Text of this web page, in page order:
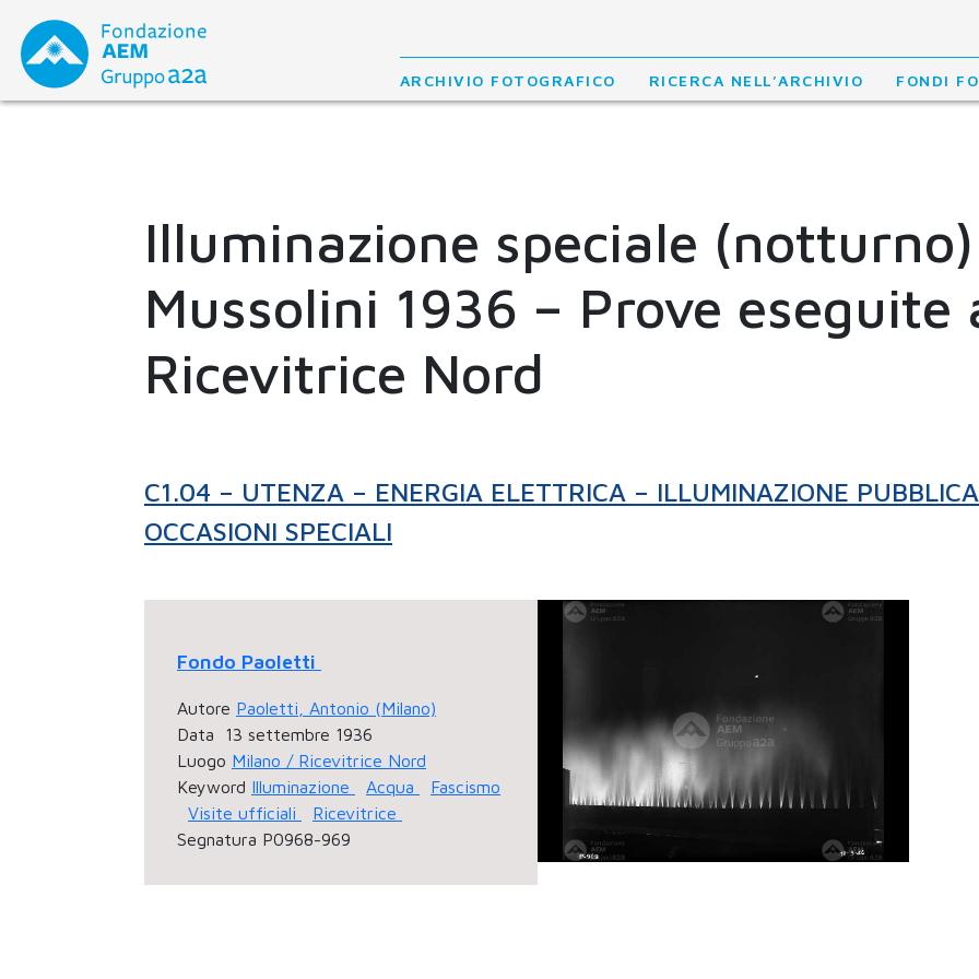
content
ARCHIVIO FOTOGRAFICO RICERCA NELL’ARCHIVIO FONDI
Illuminazione speciale
Mussolini 1936 – Prove eseguite
Ricevitrice Nord
C1.04 – UTENZA – ENERGIA ELETTRICA – ILLUMINAZIONE
OCCASIONI SPECIALI
Fondo Paoletti
Autore Paoletti, Antonio (Milano)
Data 13 settembre 1936
Luogo Milano / Ricevitrice Nord
Keyword Illuminazione Acqua
Fascismo
Visite ufficiali
Ricevitrice
Segnatura P0968-969